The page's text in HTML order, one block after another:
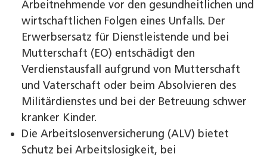
Arbeitnehmende vor den gesundheitlichen und
wirtschaftlichen Folgen eines Unfalls. Der
Erwerbsersatz für Dienstleistende und bei
Mutterschaft (EO) entschädigt den
Verdienstausfall aufgrund von Mutterschaft
und Vaterschaft oder beim Absolvieren des
Militärdienstes und bei der Betreuung schwer
kranker Kinder.
Die Arbeitslosenversicherung (ALV) bietet
Schutz bei Arbeitslosigkeit, bei